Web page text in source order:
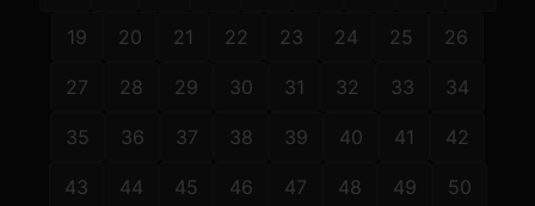
19 20 21 22 23 24 25 26
27 28 29 30 31 32 33 34
35 36 37 38 39 40 41 42
43 44 45 46 47 48 49 50